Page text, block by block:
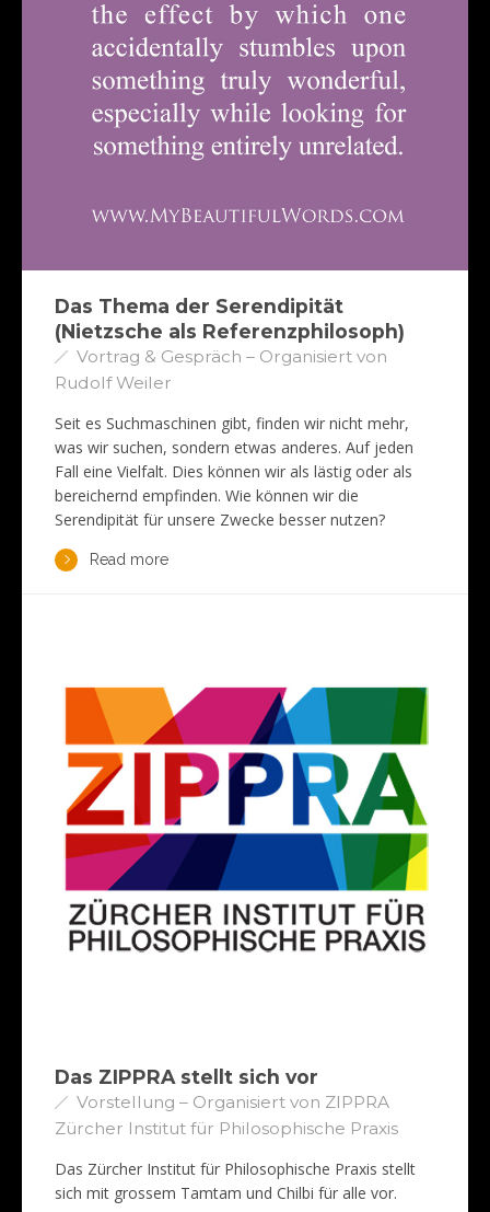
Das Thema der Serendipität
(Nietzsche als Referenzphilosoph)
Vortrag & Gespräch – Organisiert von
Rudolf Weiler
Seit es Suchmaschinen gibt, finden wir nicht mehr,
was wir suchen, sondern etwas anderes. Auf jeden
Fall eine Vielfalt. Dies können wir als lästig oder als
bereichernd empfinden. Wie können wir die
Serendipität für unsere Zwecke besser nutzen?
Read more
Das ZIPPRA stellt sich vor
Vorstellung – Organisiert von ZIPPRA
Zürcher Institut für Philosophische Praxis
Das Zürcher Institut für Philosophische Praxis stellt
sich mit grossem Tamtam und Chilbi für alle vor.